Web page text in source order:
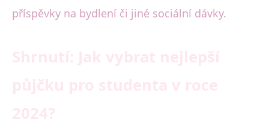
příspěvky na bydlení či jiné sociální dávky.